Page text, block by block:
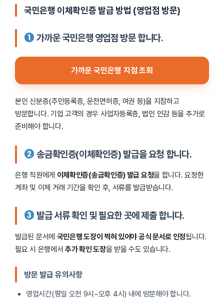
국민은행 이체확인증 발급 방법 (영업점 방문)
가까운 국민은행 영업점 방문 합니다.
가까운 국민은행 지점 조회
본인 신분증(주민등록증, 운전면허증, 여권 등)을 지참하고
방문합니다. 기업 고객의 경우 사업자등록증, 법인 인감 등을 추가로
준비해야 합니다.
송금확인증(이체확인증) 발급을 요청 합니다.
은행 직원에게 이체확인증(송금확인증) 발급 요청을 합니다. 요청한
계좌 및 이체 거래 기간을 확인 후, 서류를 발급받습니다.
발급 서류 확인 및 필요한 곳에 제출 합니다.
발급된 문서에 국민은행 도장이 찍혀 있어야 공식 문서로 인정됩니다.
필요 시 은행에서 추가 확인 도장을 받을 수도 있습니다.
방문 발급 유의사항
영업시간(평일 오전 9시~오후 4시) 내에 방문해야 합니다.